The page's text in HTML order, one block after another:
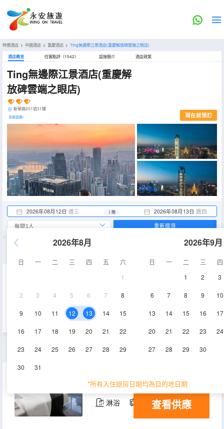
特價酒店 > 中國酒店 > 重慶酒店 > Ting無邊際江景酒店(重慶解放碑雲端之眼店)
酒店概览 住客點評（1542） 設施簡介 酒店政策
Ting無邊際江景酒店(重慶解
放碑雲端之眼店)
新華路201號31樓
全部設施> 現在就預訂
2026年08月12日 週三 2026年08月13日 週四
1 晚
2026年8月
日 一 二 三 四 五
六
1
2 3 4 5 6 7 8
9 10 11 12 13 14 15
16 17 18 19 20 21 22
23 24 25 26 27 28 29
30 31
2026年9月
日 一 二 三
四
1
2 3
6 7 8 9 10
13 14 15 16 17
20 21 22 23 24
27 28 29 30
*所有入住退房日期均為目的地日期
重新搜尋
35-40㎡ 空調
270度無邊際江景影院房B
45-53㎡ 31層
淋浴 電視機 冰箱
查看供應